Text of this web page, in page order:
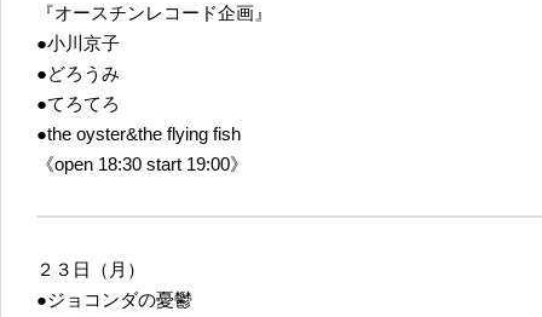
『オースチンレコード企画』
●小川京子
●どろうみ
●てろてろ
●the oyster&the flying fish
《open 18:30 start 19:00》
２３日（月）
●ジョコンダの憂鬱